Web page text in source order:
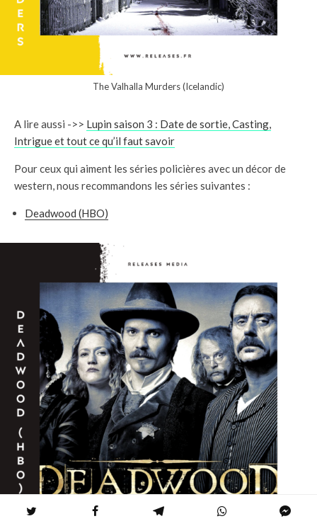
The Valhalla Murders (Icelandic)
A lire aussi ->> Lupin saison 3 : Date de sortie, Casting,
Intrigue et tout ce qu’il faut savoir
Pour ceux qui aiment les séries policières avec un décor de
western, nous recommandons les séries suivantes :
Deadwood (HBO)